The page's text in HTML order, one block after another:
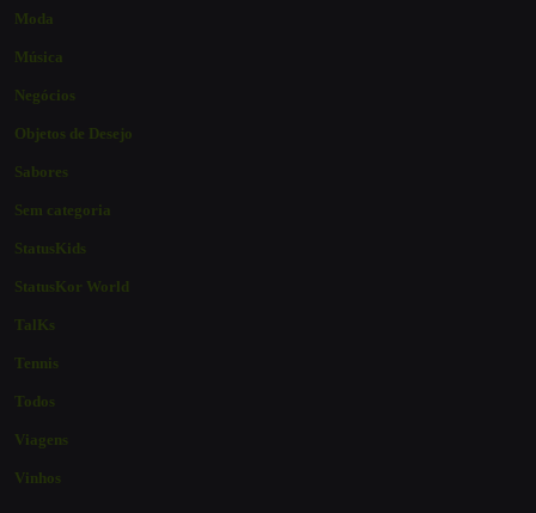
Moda
Música
Negócios
Objetos de Desejo
Sabores
Sem categoria
StatusKids
StatusKor World
TalKs
Tennis
Todos
Viagens
Vinhos